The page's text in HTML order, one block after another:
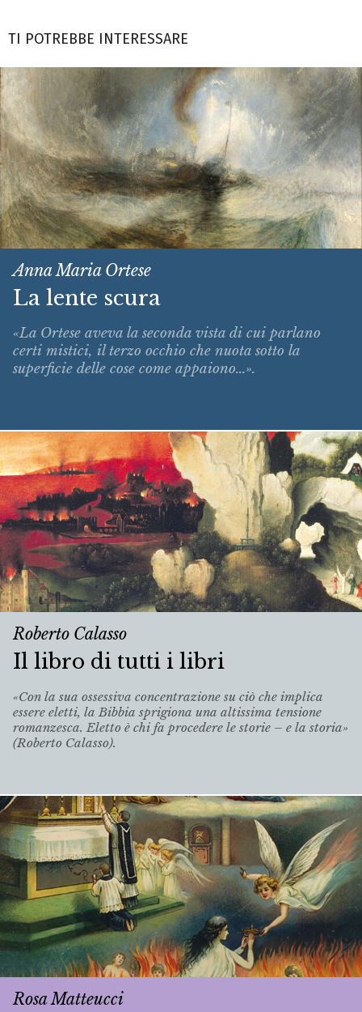
TI POTREBBE INTERESSARE
Anna Maria Ortese
La lente scura
«La Ortese aveva la seconda vista di cui parlano
certi mistici, il terzo occhio che nuota sotto la
superficie delle cose come appaiono...».
Roberto Calasso
Il libro di tutti i libri
«Con la sua ossessiva concentrazione su ciò che implica
essere eletti, la Bibbia sprigiona una altissima tensione
romanzesca. Eletto è chi fa procedere le storie – e la storia»
(Roberto Calasso).
Rosa Matteucci